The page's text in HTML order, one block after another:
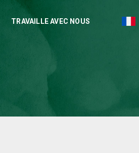
TRAVAILLE AVEC NOUS